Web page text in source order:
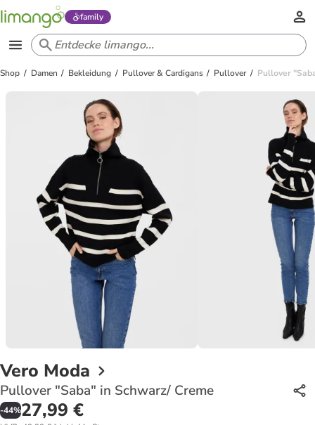
family
Shop Damen Bekleidung Pullover & Cardigans Pullover Pullover
Vero Moda
Pullover "Saba" in Schwarz/ Creme
-44%27,99 €